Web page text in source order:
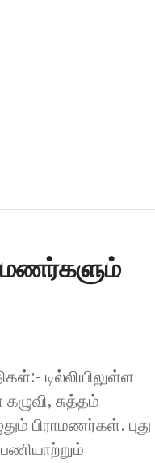
டில்லியிலுள்ள
சுத்தம்
பிராமணர்கள். புது